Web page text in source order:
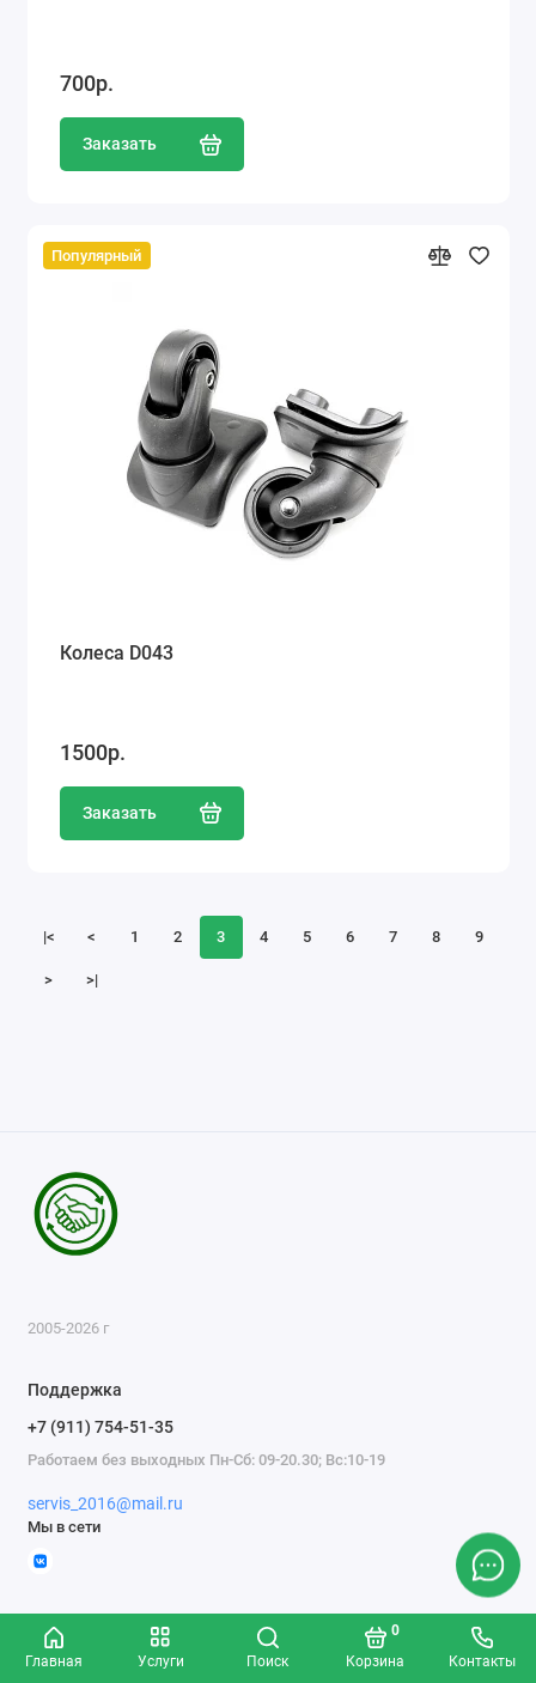
Главная Услуги Поиск Корзина
0
Контакты
700р.
Заказать
Популярный
Колеса D043
1500р.
Заказать
|< < 1 2 3 4 5 6 7 8 9
> >|
2005-2026 г
Поддержка
+7 (911) 754-51-35
Работаем без выходных Пн-Сб: 09-20.30; Вс:10-19
servis_2016@mail.ru
Мы в сети